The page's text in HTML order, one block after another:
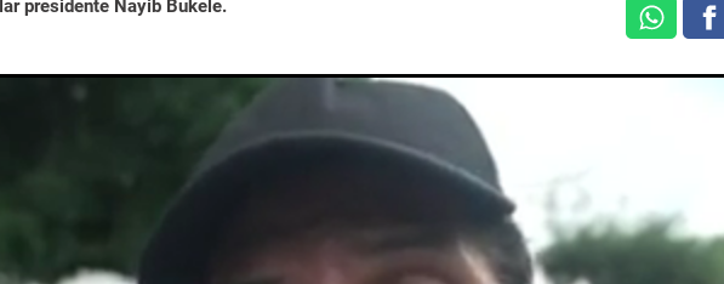
presidente Nayib Bukele.